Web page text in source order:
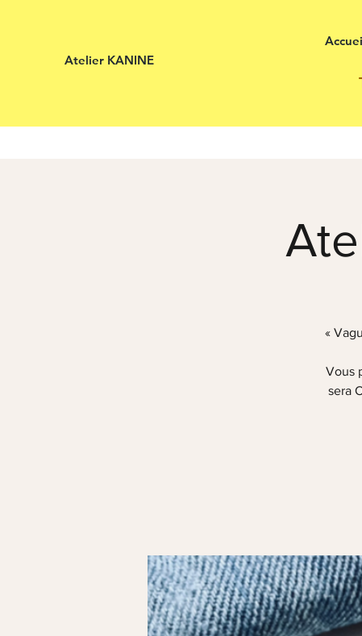
Atelier KANINE
«
Vous
sera